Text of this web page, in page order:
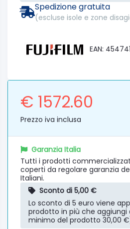
Spedizione gratuita
(escluse isole e zone
EAN:
€ 1572.60
Prezzo iva inclusa
Garanzia Italia
Tutti i prodotti commercializzati
coperti da regolare garanzia
Italiani.
Sconto di 5,00 €
Lo sconto di 5 euro viene
prodotto in più che aggiungi
minimo del prodotto 30,00